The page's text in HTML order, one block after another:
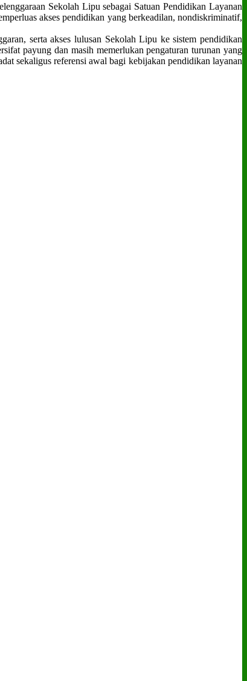
Sekolah Lipu sebagai Satuan Pendidikan Layanan
akses pendidikan yang berkeadilan, nondiskriminatif,
serta akses lulusan Sekolah Lipu ke sistem pendidikan
payung dan masih memerlukan pengaturan turunan yang
sekaligus referensi awal bagi kebijakan pendidikan layanan